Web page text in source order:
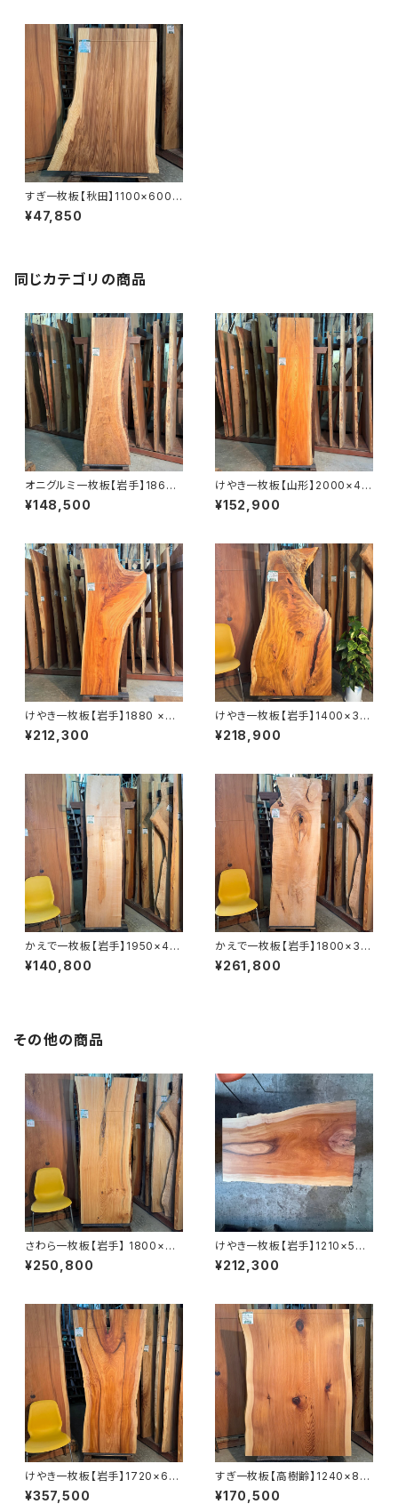
すぎ一枚板【秋田】1100×600~
860×41㎜【オイル塗装 仕上げ
済み】
¥47,850
同じカテゴリの商品
オニグルミ一枚板【岩手】1860×
410~610×45㎜【オイル塗装
仕上げ済み】
¥148,500
けやき一枚板【山形】2000×44
0~480×58㎜【オイル塗装 仕
上げ済み】
¥152,900
けやき一枚板【岩手】1880 ×44
0~770×45㎜【オイル塗装 仕
上げ済み】
¥212,300
けやき一枚板【岩手】1400×30
0~780×45㎜【オイル塗装 仕
上げ済み】
¥218,900
かえで一枚板【岩手】1950×40
0~470×50㎜【オイル塗装 仕
上げ済み】
¥140,800
かえで一枚板【岩手】1800×33
0~600×43㎜【オイル塗装 仕
上げ済み】
¥261,800
その他の商品
さわら一枚板【岩手】 1800×60
0~770×48㎜【オイル塗装 仕
上げ済み】
¥250,800
けやき一枚板【岩手】1210×570
~780×48㎜【オイル塗装 仕上
げ済み】
¥212,300
けやき一枚板【岩手】1720×610
~860×53㎜【オイル塗装 仕上
げ済み】
¥357,500
すぎ一枚板【高樹齢】1240×88
0~920×55㎜【オイル塗装 仕上
げ済み】
¥170,500